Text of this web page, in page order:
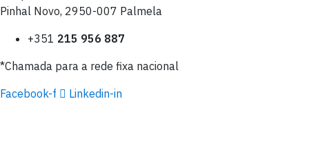
Pinhal Novo, 2950-007 Palmela
+351 215 956 887
*Chamada para a rede fixa nacional
Facebook-f
Linkedin-in